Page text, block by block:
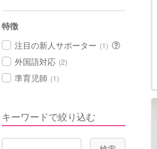
特徴
注目の新人サポーター (1)
外国語対応 (2)
準育児師 (1)
キーワードで絞り込む